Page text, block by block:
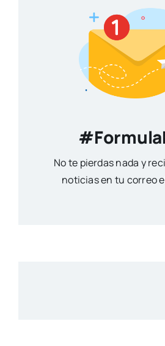
No te pierdas nada y
noticias en tu correo